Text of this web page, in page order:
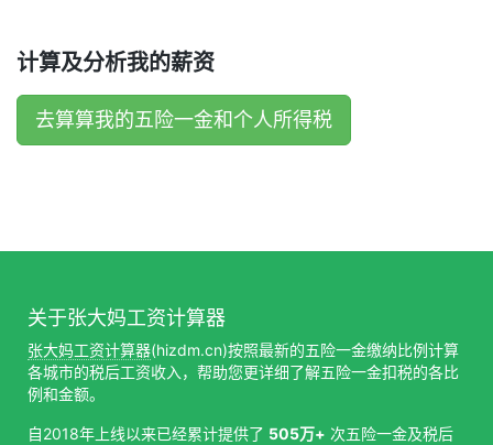
计算及分析我的薪资
去算算我的五险一金和个人所得税
关于张大妈工资计算器
张大妈工资计算器(hizdm.cn)按照最新的五险一金缴纳比例计算
各城市的税后工资收入，帮助您更详细了解五险一金扣税的各比
例和金额。
自2018年上线以来已经累计提供了 505万+ 次五险一金及税后